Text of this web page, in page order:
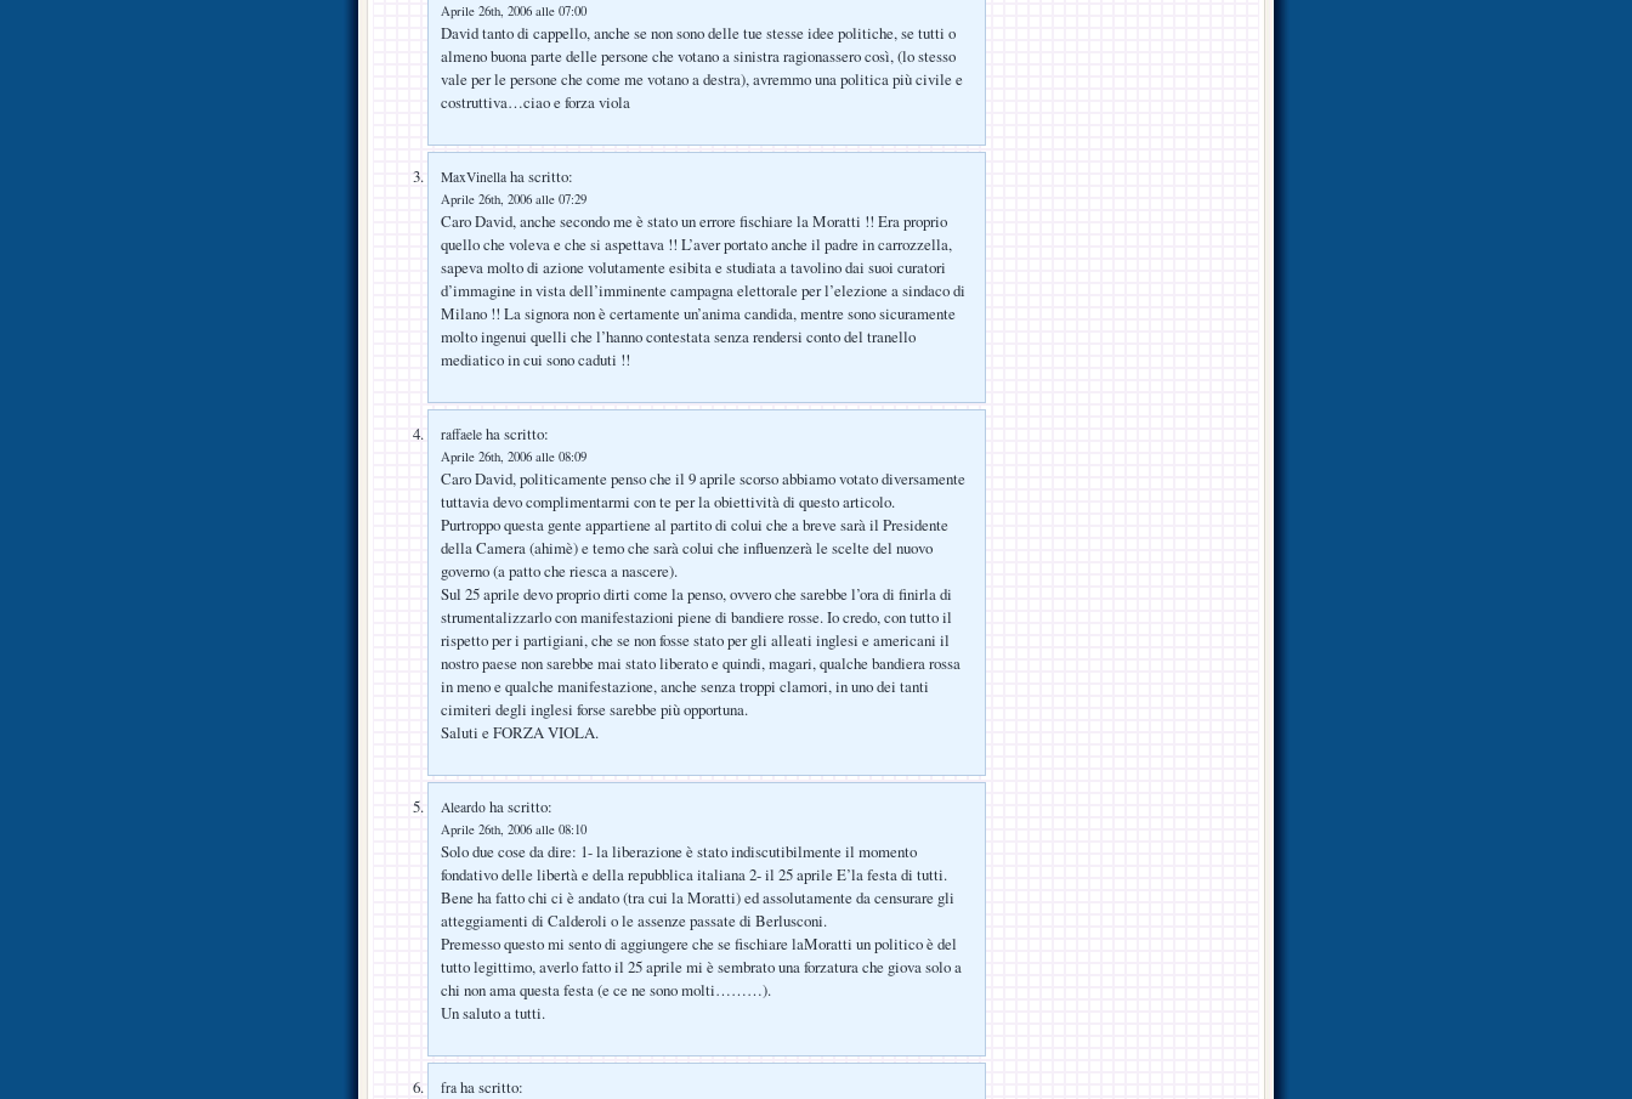
Aprile 26th, 2006 alle 07:00
David tanto di cappello, anche se non sono delle tue stesse idee politiche, se tutti o
almeno buona parte delle persone che votano a sinistra ragionassero così, (lo stesso
vale per le persone che come me votano a destra), avremmo una politica più civile e
costruttiva…ciao e forza viola
MaxVinella ha scritto:
Aprile 26th, 2006 alle 07:29
Caro David, anche secondo me è stato un errore fischiare la Moratti !! Era proprio
quello che voleva e che si aspettava !! L’aver portato anche il padre in carrozzella,
sapeva molto di azione volutamente esibita e studiata a tavolino dai suoi curatori
d’immagine in vista dell’imminente campagna elettorale per l’elezione a sindaco di
Milano !! La signora non è certamente un’anima candida, mentre sono sicuramente
molto ingenui quelli che l’hanno contestata senza rendersi conto del tranello
mediatico in cui sono caduti !!
raffaele ha scritto:
Aprile 26th, 2006 alle 08:09
Caro David, politicamente penso che il 9 aprile scorso abbiamo votato diversamente
tuttavia devo complimentarmi con te per la obiettività di questo articolo.
Purtroppo questa gente appartiene al partito di colui che a breve sarà il Presidente
della Camera (ahimè) e temo che sarà colui che influenzerà le scelte del nuovo
governo (a patto che riesca a nascere).
Sul 25 aprile devo proprio dirti come la penso, ovvero che sarebbe l’ora di finirla di
strumentalizzarlo con manifestazioni piene di bandiere rosse. Io credo, con tutto il
rispetto per i partigiani, che se non fosse stato per gli alleati inglesi e americani il
nostro paese non sarebbe mai stato liberato e quindi, magari, qualche bandiera rossa
in meno e qualche manifestazione, anche senza troppi clamori, in uno dei tanti
cimiteri degli inglesi forse sarebbe più opportuna.
Saluti e FORZA VIOLA.
Aleardo ha scritto:
Aprile 26th, 2006 alle 08:10
Solo due cose da dire: 1- la liberazione è stato indiscutibilmente il momento
fondativo delle libertà e della repubblica italiana 2- il 25 aprile E’la festa di tutti.
Bene ha fatto chi ci è andato (tra cui la Moratti) ed assolutamente da censurare gli
atteggiamenti di Calderoli o le assenze passate di Berlusconi.
Premesso questo mi sento di aggiungere che se fischiare laMoratti un politico è del
tutto legittimo, averlo fatto il 25 aprile mi è sembrato una forzatura che giova solo a
chi non ama questa festa (e ce ne sono molti………).
Un saluto a tutti.
fra ha scritto: